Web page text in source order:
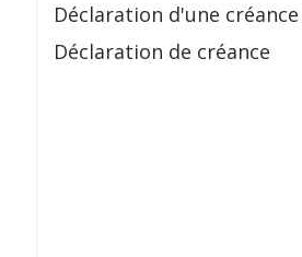
Déclaration d'une créance
Déclaration de créance